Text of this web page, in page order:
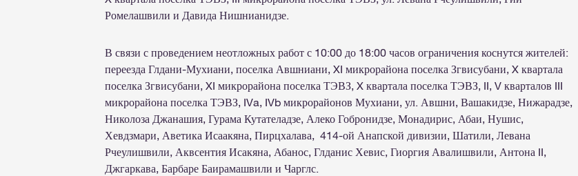
Ромелашвили и Давида Нишнианидзе.
В связи с проведением неотложных работ с 10:00 до 18:00 часов ограничения коснутся жителей:
переезда Глдани-Мухиани, поселка Авшниани, XI микрорайона поселка Згвисубани, X квартала
поселка Згвисубани, XI микрорайона поселка ТЭВЗ, X квартала поселка ТЭВЗ, II, V кварталов III
микрорайона поселка ТЭВЗ, IVa, IVb микрорайонов Мухиани, ул. Авшни, Вашакидзе, Нижарадзе,
Николоза Джанашия, Гурама Кутателадзе, Алеко Гобронидзе, Монадирис, Абаи, Нушис,
Хевдзмари, Аветика Исаакяна, Пирцхалава, 414-ой Анапской дивизии, Шатили, Левана
Рчеулишвили, Аквсентия Исакяна, Абанос, Глданис Хевис, Гиоргия Авалишвили, Антона II,
Джгаркава, Барбаре Баирамашвили и Чарглс.